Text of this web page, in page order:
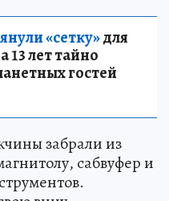
«сетку»для
13 лет тайно
гостей
забрали из
сабвуфер и